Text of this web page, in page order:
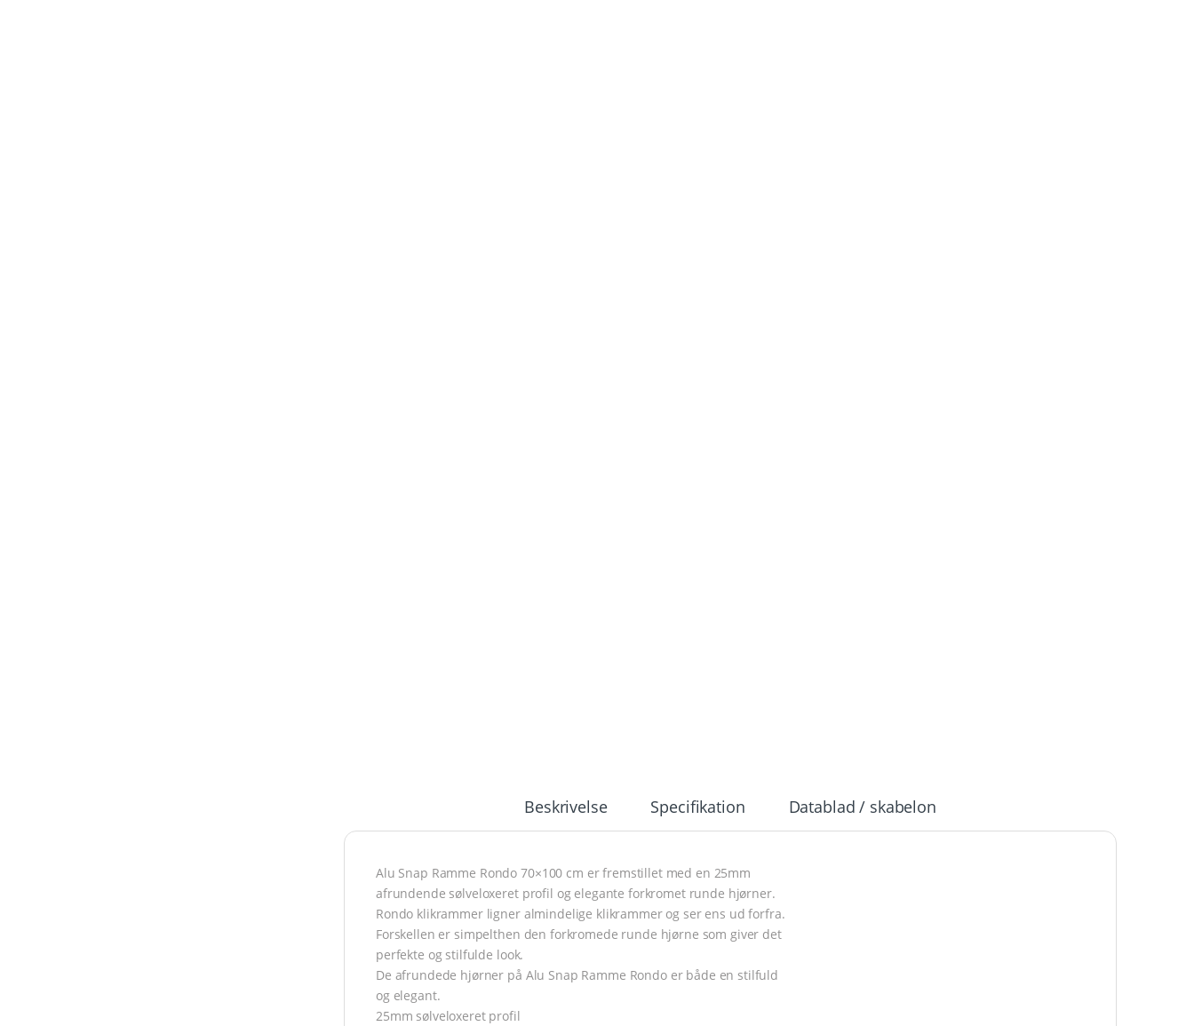
Beskrivelse Specifikation Datablad / skabelon
Alu Snap Ramme Rondo 70×100 cm er fremstillet med en 25mm
afrundende sølveloxeret profil og elegante forkromet runde hjørner.
Rondo klikrammer ligner almindelige klikrammer og ser ens ud forfra.
Forskellen er simpelthen den forkromede runde hjørne som giver det
perfekte og stilfulde look.
De afrundede hjørner på Alu Snap Ramme Rondo er både en stilfuld
og elegant.
25mm sølveloxeret profil